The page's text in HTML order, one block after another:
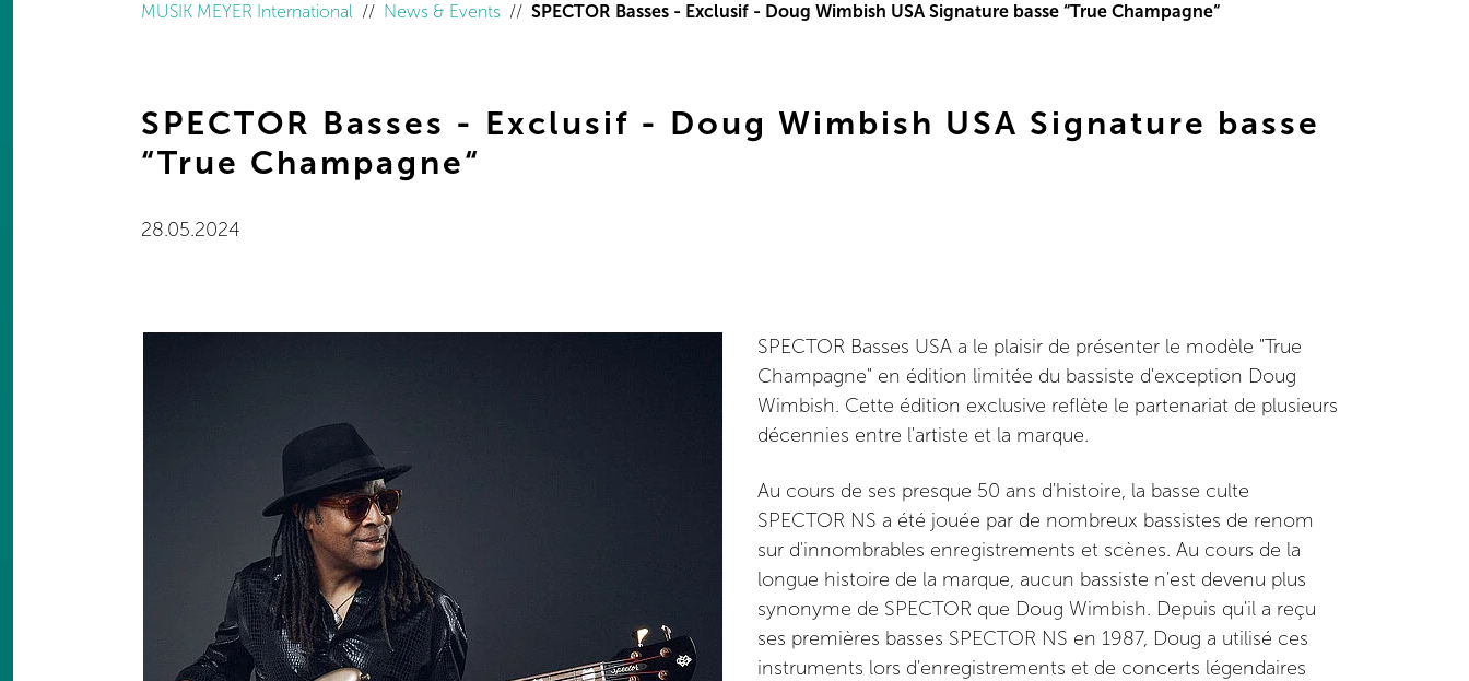
MUSIK MEYER International
News & Events SPECTOR Basses - Exclusif - Doug Wimbish USA Signature basse “True Champagne“
SPECTOR Basses - Exclusif - Doug Wimbish USA Signature basse
“True Champagne“
28.05.2024
SPECTOR Basses USA a le plaisir de présenter le modèle "True
Champagne" en édition limitée du bassiste d'exception Doug
Wimbish. Cette édition exclusive reflète le partenariat de plusieurs
décennies entre l'artiste et la marque.
Au cours de ses presque 50 ans d'histoire, la basse culte
SPECTOR NS a été jouée par de nombreux bassistes de renom
sur d'innombrables enregistrements et scènes. Au cours de la
longue histoire de la marque, aucun bassiste n'est devenu plus
synonyme de SPECTOR que Doug Wimbish. Depuis qu'il a reçu
ses premières basses SPECTOR NS en 1987, Doug a utilisé ces
instruments lors d'enregistrements et de concerts légendaires